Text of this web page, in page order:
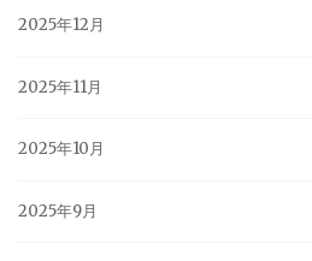
2025年12月
2025年11月
2025年10月
2025年9月